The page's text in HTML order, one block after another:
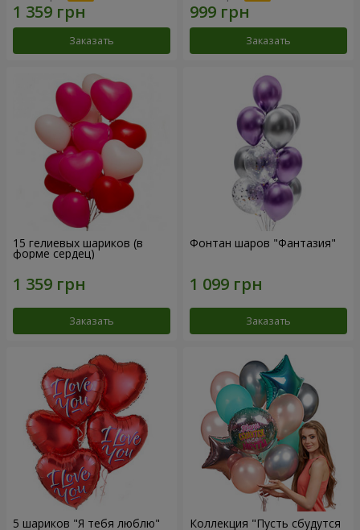
Заказать Заказать
15 гелиевых шариков (в
форме сердец)
Заказать
Фонтан шаров "Фантазия"
Заказать
5 шариков "Я тебя люблю" Коллекция "Пусть сбудутся